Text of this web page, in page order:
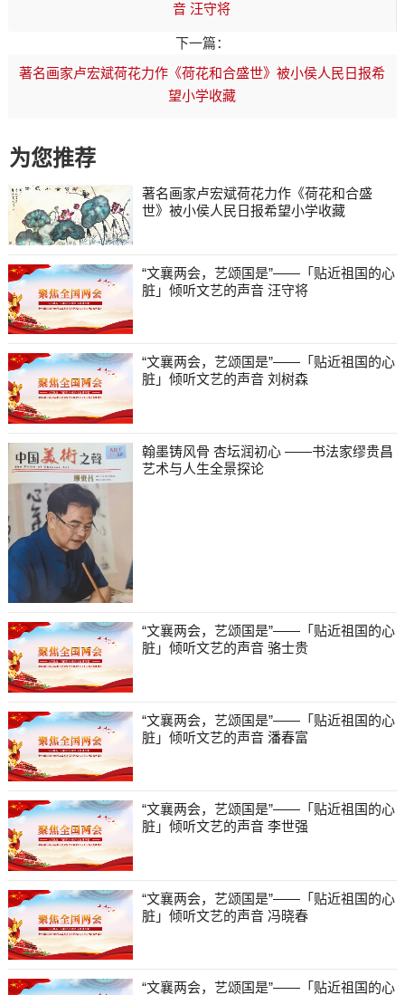
音 汪守将
下一篇：
著名画家卢宏斌荷花力作《荷花和合盛世》被小侯人民日报希
望小学收藏
为您推荐
著名画家卢宏斌荷花力作《荷花和合盛
世》被小侯人民日报希望小学收藏
“文襄两会，艺颂国是”——「贴近祖国的心
脏」倾听文艺的声音 汪守将
“文襄两会，艺颂国是”——「贴近祖国的心
脏」倾听文艺的声音 刘树森
翰墨铸风骨 杏坛润初心 ——书法家缪贵昌
艺术与人生全景探论
“文襄两会，艺颂国是”——「贴近祖国的心
脏」倾听文艺的声音 骆士贵
“文襄两会，艺颂国是”——「贴近祖国的心
脏」倾听文艺的声音 潘春富
“文襄两会，艺颂国是”——「贴近祖国的心
脏」倾听文艺的声音 李世强
“文襄两会，艺颂国是”——「贴近祖国的心
脏」倾听文艺的声音 冯晓春
“文襄两会，艺颂国是”——「贴近祖国的心